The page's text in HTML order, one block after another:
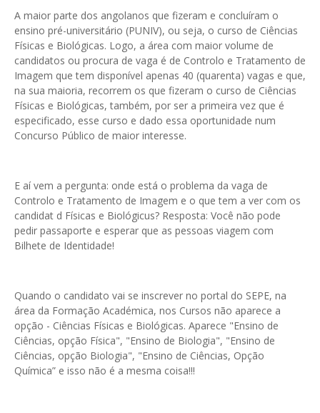
A maior parte dos angolanos que fizeram e concluíram o
ensino pré-universitário (PUNIV), ou seja, o curso de Ciências
Físicas e Biológicas. Logo, a área com maior volume de
candidatos ou procura de vaga é de Controlo e Tratamento de
Imagem que tem disponível apenas 40 (quarenta) vagas e que,
na sua maioria, recorrem os que fizeram o curso de Ciências
Físicas e Biológicas, também, por ser a primeira vez que é
especificado, esse curso e dado essa oportunidade num
Concurso Público de maior interesse.
E aí vem a pergunta: onde está o problema da vaga de
Controlo e Tratamento de Imagem e o que tem a ver com os
candidat d Físicas e Biológicus? Resposta: Você não pode
pedir passaporte e esperar que as pessoas viagem com
Bilhete de Identidade!
Quando o candidato vai se inscrever no portal do SEPE, na
área da Formação Académica, nos Cursos não aparece a
opção - Ciências Físicas e Biológicas. Aparece "Ensino de
Ciências, opção Física", "Ensino de Biologia", "Ensino de
Ciências, opção Biologia", "Ensino de Ciências, Opção
Química” e isso não é a mesma coisa!!!